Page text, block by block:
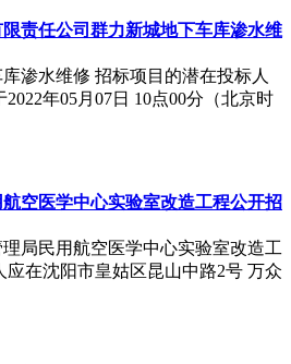
责任公司群力新城地下车库渗水维
渗水维修 招标项目的潜在投标人
年05月07日 10点00分（北京时
空医学中心实验室改造工程公开招
局民用航空医学中心实验室改造工
在沈阳市皇姑区昆山中路2号 万众